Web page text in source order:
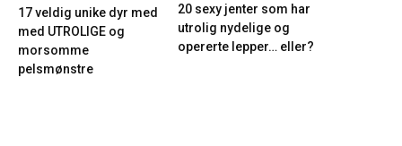
17 veldig unike dyr med
med UTROLIGE og
morsomme
pelsmønstre
20 sexy jenter som har
utrolig nydelige og
opererte lepper… eller?